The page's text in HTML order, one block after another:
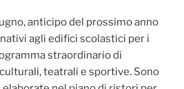
anticipo del prossimo anno
agli edifici scolastici per i
straordinario di
teatrali e sportive. Sono